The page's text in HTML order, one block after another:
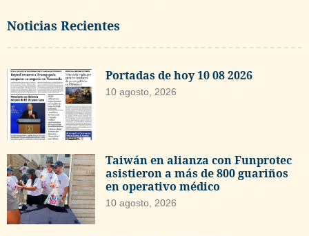
Noticias Recientes
Portadas de hoy 10 08 2026
10 agosto, 2026
Taiwán en alianza con Funprotec
asistieron a más de 800 guariños
en operativo médico
10 agosto, 2026